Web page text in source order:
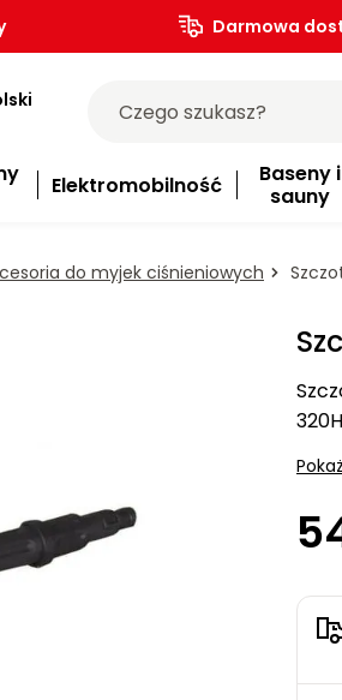
Darmowa
Elektromobilność
Baseny i
sauny
do myjek ciśnieniowych